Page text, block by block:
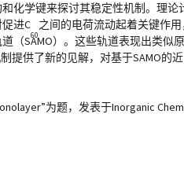
化学键来探讨其稳定性机制。理
进C
60
之间的电荷流动起着关键作用
（SAMO）。这些轨道表现出类似
供了新的见解，对基于SAMO的
为题，发表于Inorganic